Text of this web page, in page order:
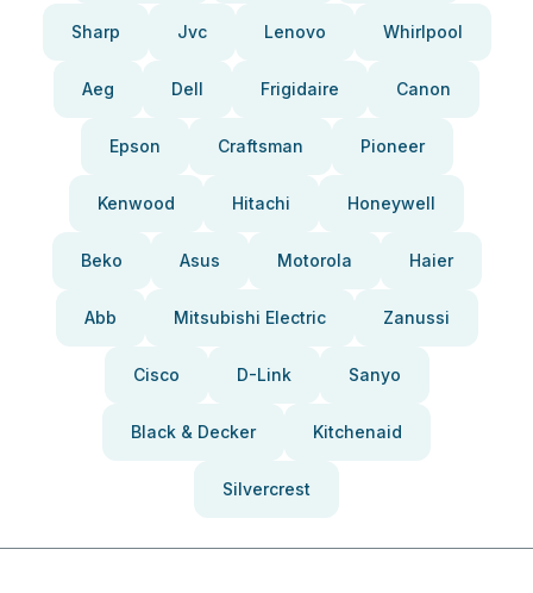
Sharp Jvc Lenovo Whirlpool
Aeg Dell Frigidaire Canon
Epson Craftsman Pioneer
Kenwood Hitachi Honeywell
Beko Asus Motorola Haier
Abb Mitsubishi Electric Zanussi
Cisco D-Link Sanyo
Black & Decker Kitchenaid
Silvercrest